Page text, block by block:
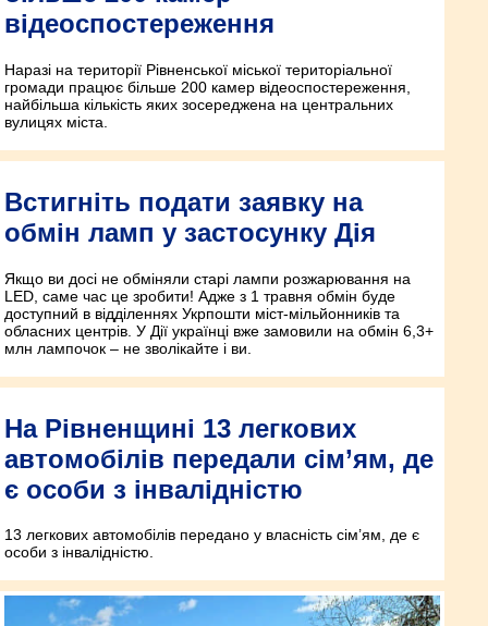
відеоспостереження
Наразі на території Рівненської міської територіальної
громади працює більше 200 камер відеоспостереження,
найбільша кількість яких зосереджена на центральних
вулицях міста.
Встигніть подати заявку на
обмін ламп у застосунку Дія
Якщо ви досі не обміняли старі лампи розжарювання на
LED, саме час це зробити! Адже з 1 травня обмін буде
доступний в відділеннях Укрпошти міст-мільйонників та
обласних центрів. У Дії українці вже замовили на обмін 6,3+
млн лампочок – не зволікайте і ви.
На Рівненщині 13 легкових
автомобілів передали сім’ям, де
є особи з інвалідністю
13 легкових автомобілів передано у власність сім’ям, де є
особи з інвалідністю.